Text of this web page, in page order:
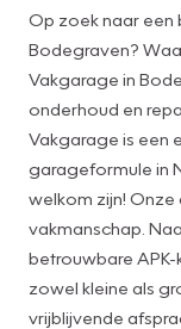
Op zoek naar een
Bodegraven?
Vakgarage in
onderhoud en
Vakgarage is een
garageformule in
welkom zijn!
vakmanschap.
betrouwbare
zowel kleine als
vrijblijvende